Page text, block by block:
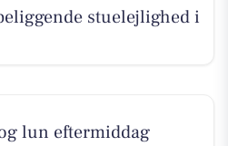
stuelejlighed i
lun eftermiddag